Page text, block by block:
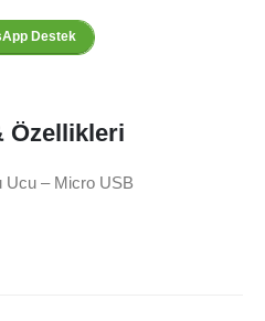
Destek
Özellikleri
Ucu – Micro USB